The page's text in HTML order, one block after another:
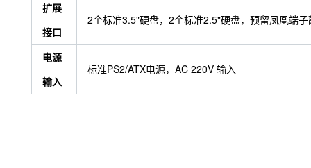
扩展
接口
2个标准3.5"硬盘，2个标准2.5"硬盘，预留凤凰端子
电源
输入
标准PS2/ATX电源，AC 220V 输入